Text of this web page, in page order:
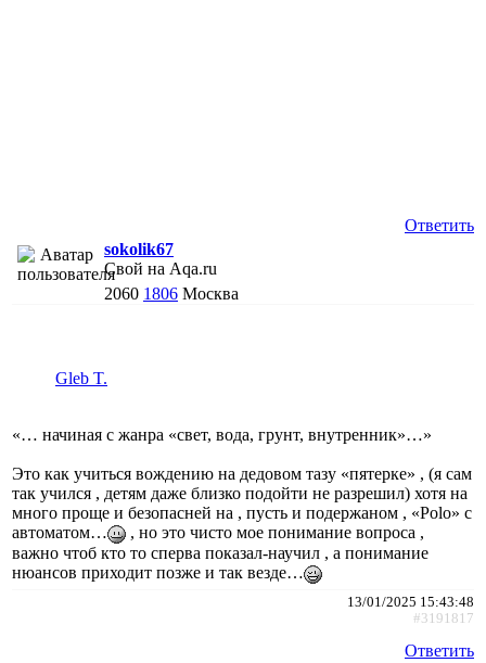
Ответить
sokolik67
Свой на Aqa.ru
2060 1806 Москва
Gleb T.
«… начиная с жанра «свет, вода, грунт, внутренник»…»
Это как учиться вождению на дедовом тазу «пятерке» , (я сам
так учился , детям даже близко подойти не разрешил) хотя на
много проще и безопасней на , пусть и подержаном , «Polo» с
автоматом…
, но это чисто мое понимание вопроса ,
важно чтоб кто то сперва показал-научил , а понимание
нюансов приходит позже и так везде…
13/01/2025 15:43:48
#3191817
Ответить